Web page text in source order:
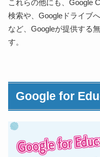
これらの他にも、Google
検索や、Googleドライブ
など、Googleが提供する
す。
Google for